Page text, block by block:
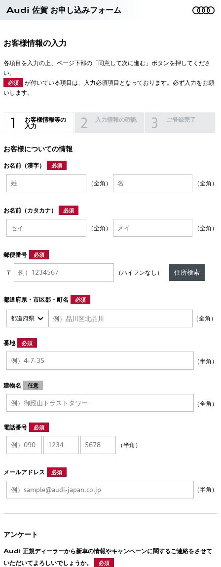
Audi 佐賀 お申し込みフォーム
お客様情報の入力
各項目を入力の上、ページ下部の「同意して次に進む」ボタンを押してくださ
い。
必須
が付いている項目は、入力必須項目となっております。必ず入力をお願
いします。
お客様情報等の
入力
入力情報の確認 ご登録完了
お客様についての情報
お名前（漢字） 必須
（全角） （全角）
お名前（カタカナ） 必須
（全角） （全角）
郵便番号 必須
〒 （ハイフンなし） 住所検索
都道府県・市区郡・町名 必須
（全角）
番地 必須
（半角）
建物名 任意
（全角）
電話番号 必須
（半角）
メールアドレス 必須
（半角）
アンケート
Audi 正規ディーラーから新車の情報やキャンペーンに関するご連絡をさせて
いただいてよろしいでしょうか。
必須